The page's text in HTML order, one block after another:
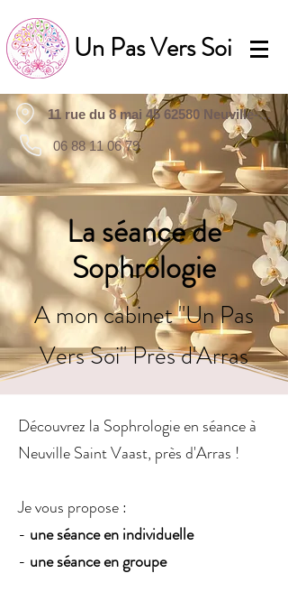
Un Pas Vers Soi
11 rue du 8 mai 45 62580 Neuville-Saint-Vaast
06 88 11 06 79
La séance de
Sophrologie
A mon cabinet "Un Pas
Vers Soi" Près d'Arras
Découvrez la Sophrologie en séance à
Neuville Saint Vaast, près d'Arras !
Je vous propose :
- une séance en individuelle
- une séance en groupe